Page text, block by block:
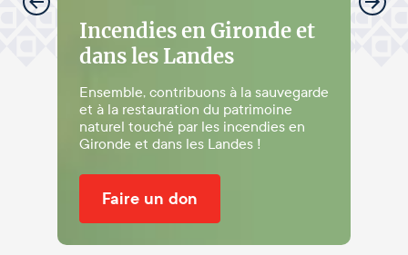
Incendies en Gironde et
dans les Landes
Ensemble, contribuons à la sauvegarde
et à la restauration du patrimoine
naturel touché par les incendies en
Gironde et dans les Landes !
Faire un don